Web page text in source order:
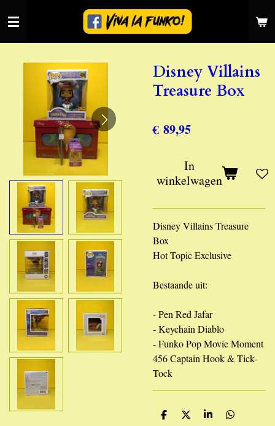
direct
naar
hoofdinhoud
Disney Villains
Treasure Box
€ 89,95
In
winkelwagen
Disney Villains Treasure
Box
Hot Topic Exclusive
Bestaande uit:
- Pen Red Jafar
- Keychain Diablo
- Funko Pop Movie Moment
456 Captain Hook & Tick-
Tock
D
D
S
D